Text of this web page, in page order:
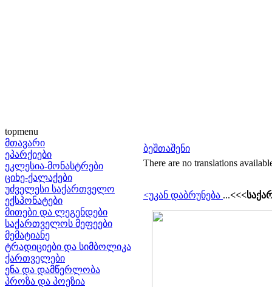
topmenu
მთავარი
ეპარქიები
ეკლესია-მონასტრები
ციხე-ქალაქები
უძველესი საქართველო
ექსპონატები
მითები და ლეგენდები
საქართველოს მეფეები
მემატიანე
ტრადიციები და სიმბოლიკა
ქართველები
ენა და დამწერლობა
პროზა და პოეზია
ბეშთაშენი
There are no translations
<უკან დაბრუნება ...